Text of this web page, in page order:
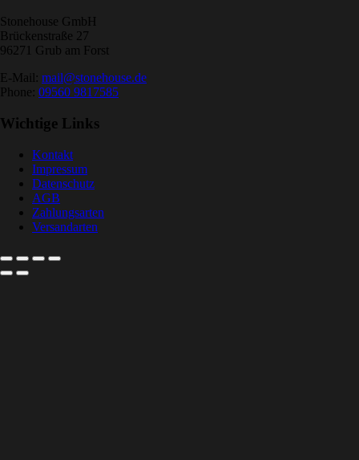
Stonehouse GmbH
Brückenstraße 27
96271 Grub am Forst
E-Mail: mail@stonehouse.de
Phone: 09560 9817585
Wichtige Links
Kontakt
Impressum
Datenschutz
AGB
Zahlungsarten
Versandarten